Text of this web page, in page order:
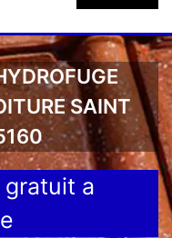
SAINT
a